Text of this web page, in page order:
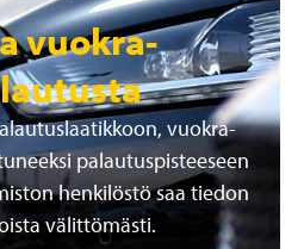
vuokra-
vuokra-
palautuspisteeseen
henkilöstö saa tiedon
välittömästi.